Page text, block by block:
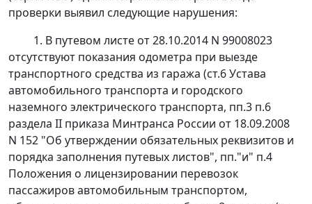
проверки выявил следующие нарушения:
1. В путевом листе от 28.10.2014 N 99008023
отсутствуют показания одометра при выезде
транспортного средства из гаража (ст.6 Устава
автомобильного транспорта и городского
наземного электрического транспорта, пп.3 п.6
раздела II приказа Минтранса России от 18.09.2008
N 152 "Об утверждении обязательных реквизитов и
порядка заполнения путевых листов", пп."и" п.4
Положения о лицензировании перевозок
пассажиров автомобильным транспортом,